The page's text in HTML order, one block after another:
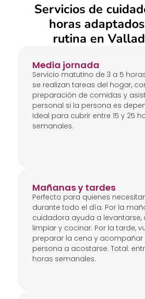
Servicios de
horas
rutina en
Media jornada
Servicio matutino de 3 a 5
se realizan tareas del hogar,
preparación de comidas y
personal si la persona es
Ideal para cubrir entre 15 y 25
semanales.
Mañanas y tardes
Perfecto para quienes
durante todo el día. Por la
cuidadora ayuda a levantarse,
limpiar y cocinar. Por la tarde,
preparar la cena y acompañar
persona a acostarse. Total:
horas semanales.